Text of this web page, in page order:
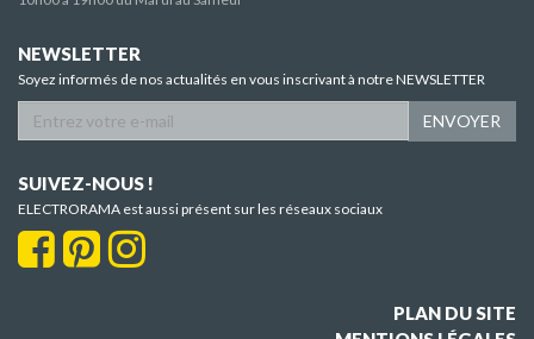
NEWSLETTER
Soyez informés de nos actualités en vous inscrivant à notre NEWSLETTER
ENVOYER
SUIVEZ-NOUS !
ELECTRORAMA est aussi présent sur les réseaux sociaux
PLAN DU SITE